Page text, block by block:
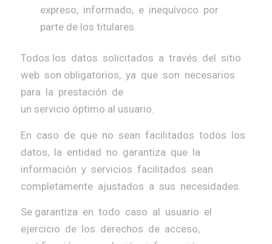
expreso, informado, e inequívoco por
parte de los titulares.
Todos los datos solicitados a través del sitio
web son obligatorios, ya que son necesarios
para la prestación de
un servicio óptimo al usuario.
En caso de que no sean facilitados todos los
datos, la entidad no garantiza que la
información y servicios facilitados sean
completamente ajustados a sus necesidades.
Se garantiza en todo caso al usuario el
ejercicio de los derechos de acceso,